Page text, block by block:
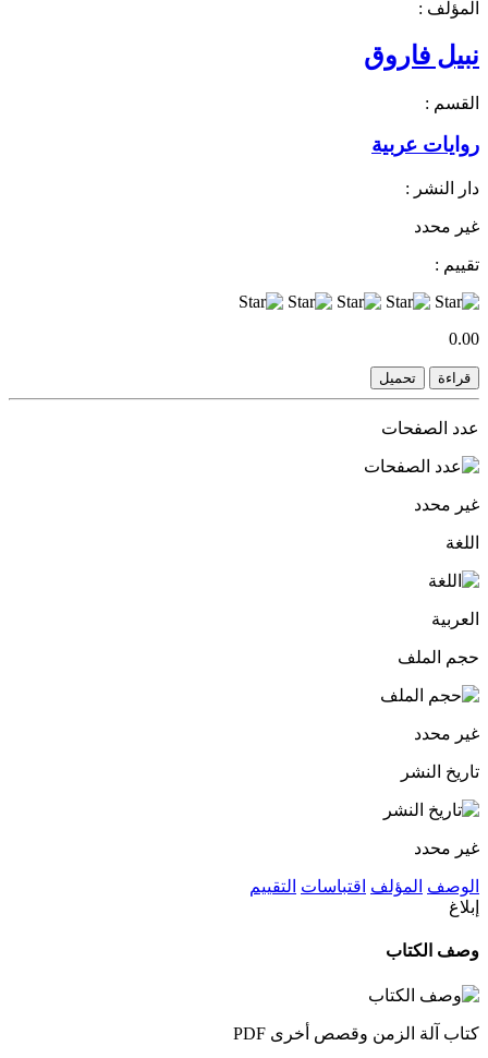
المؤلف :
نبيل فاروق
القسم :
روايات عربية
دار النشر :
غير محدد
تقييم :
0.00
قراءة تحميل
عدد الصفحات
غير محدد
اللغة
العربية
حجم الملف
غير محدد
تاريخ النشر
غير محدد
الوصف المؤلف اقتباسات التقييم
إبلاغ
وصف الكتاب
كتاب آلة الزمن وقصص أخرى PDF